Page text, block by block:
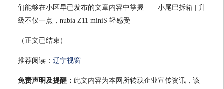
们能够在小区早已发布的文章内容中掌握——小尾巴拆箱 | 升
級不仅一点，nubia Z11 miniS 轻感受
（正文已结束）
推荐阅读： 辽宁视窗
免责声明及提醒： 此文内容为本网所转载企业宣传资讯，该